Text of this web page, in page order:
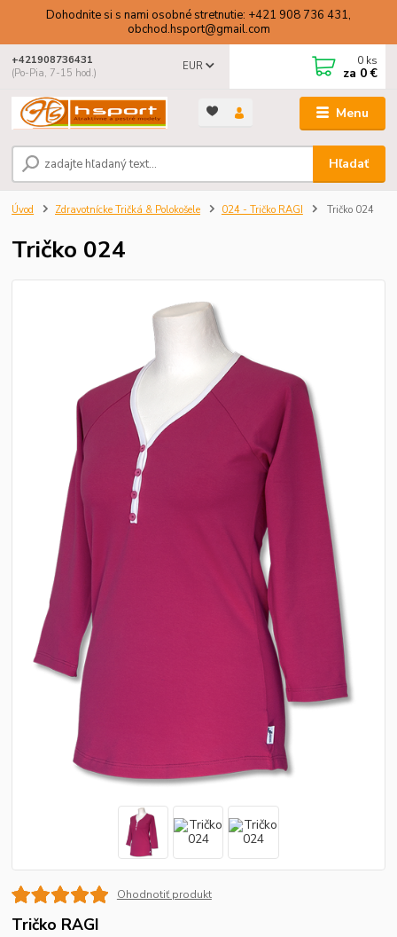
Dohodnite si s nami osobné stretnutie: +421 908 736 431,
obchod.hsport@gmail.com
Menu
EUR
Hľadať
+421908736431
(Po-Pia, 7-15 hod.)
0 ks
za 0 €
Úvod Zdravotnícke Tričká & Polokošele 024 - Tričko RAGI Tričko 024
Tričko 024
Ohodnotiť produkt
Tričko RAGI